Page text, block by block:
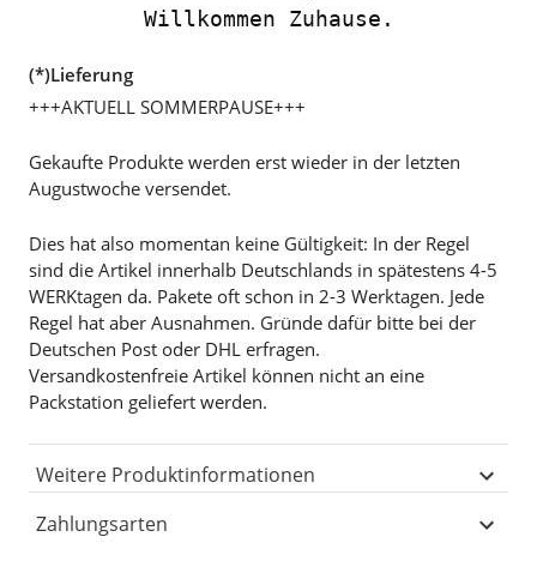
Willkommen Zuhause.
(*)Lieferung
+++AKTUELL SOMMERPAUSE+++
Gekaufte Produkte werden erst wieder in der letzten
Augustwoche versendet.
Dies hat also momentan keine Gültigkeit: In der Regel
sind die Artikel innerhalb Deutschlands in spätestens 4-5
WERKtagen da. Pakete oft schon in 2-3 Werktagen. Jede
Regel hat aber Ausnahmen. Gründe dafür bitte bei der
Deutschen Post oder DHL erfragen.
Versandkostenfreie Artikel können nicht an eine
Packstation geliefert werden.
Weitere Produktinformationen
Zahlungsarten